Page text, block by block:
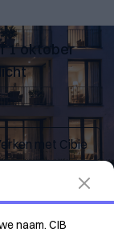
1 oktober
met Cibie
2026 het
Wetboek
Brusselse
naam. CIB